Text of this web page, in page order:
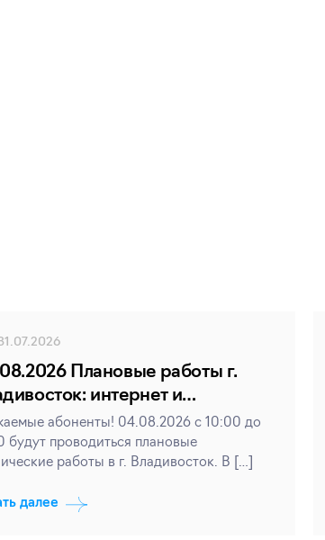
Плановые работы г.
интернет и
абоненты! 04.08.2026 с 10:00 до
будут проводиться плановые
работы в г. Владивосток. В […]
далее